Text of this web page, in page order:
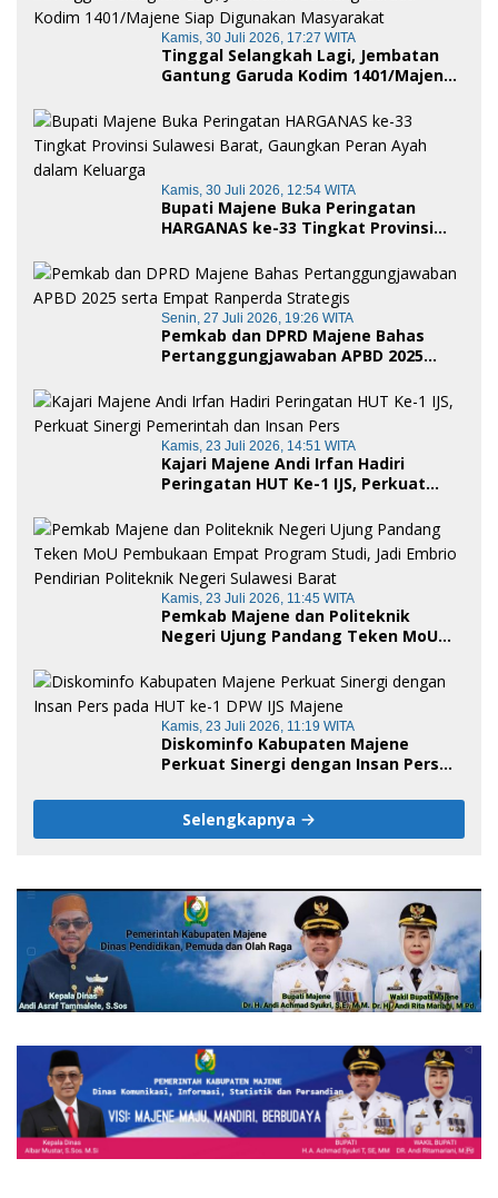
Kamis, 30 Juli 2026, 17:27 WITA
Tinggal Selangkah Lagi, Jembatan
Gantung Garuda Kodim 1401/Majene
Kamis, 30 Juli 2026, 12:54 WITA
Bupati Majene Buka Peringatan
HARGANAS ke-33 Tingkat Provinsi
Ayah dalam Keluarga
Senin, 27 Juli 2026, 19:26 WITA
Pemkab dan DPRD Majene Bahas
Pertanggungjawaban APBD 2025
Kamis, 23 Juli 2026, 14:51 WITA
Kajari Majene Andi Irfan Hadiri
Peringatan HUT Ke-1 IJS, Perkuat
Kamis, 23 Juli 2026, 11:45 WITA
Pemkab Majene dan Politeknik
Negeri Ujung Pandang Teken MoU
Jadi Embrio Pendirian Politeknik
Negeri Sulawesi Barat
Kamis, 23 Juli 2026, 11:19 WITA
Diskominfo Kabupaten Majene
Perkuat Sinergi dengan Insan Pers
Selengkapnya